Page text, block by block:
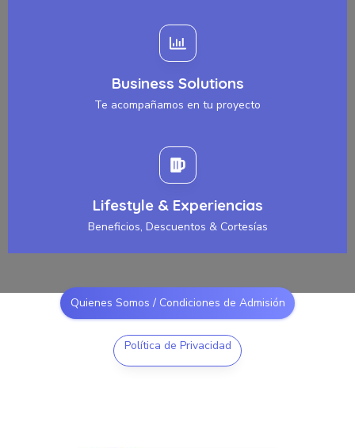
Business Solutions
Te acompañamos en tu proyecto
Lifestyle & Experiencias
Beneficios, Descuentos & Cortesías
Quienes Somos / Condiciones de Admisión
Política de Privacidad